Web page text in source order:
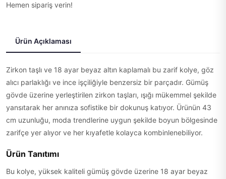
Hemen sipariş verin!
Ürün Açıklaması
Zirkon taşlı ve 18 ayar beyaz altın kaplamalı bu zarif kolye, göz
alıcı parlaklığı ve ince işçiliğiyle benzersiz bir parçadır. Gümüş
gövde üzerine yerleştirilen zirkon taşları, ışığı mükemmel şekilde
yansıtarak her anınıza sofistike bir dokunuş katıyor. Ürünün 43
cm uzunluğu, moda trendlerine uygun şekilde boyun bölgesinde
zarifçe yer alıyor ve her kıyafetle kolayca kombinlenebiliyor.
Ürün Tanıtımı
Bu kolye, yüksek kaliteli gümüş gövde üzerine 18 ayar beyaz